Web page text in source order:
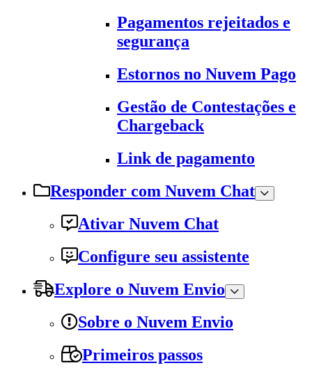
Pagamentos rejeitados e
segurança
Estornos no Nuvem Pago
Gestão de Contestações e
Chargeback
Link de pagamento
Responder com Nuvem Chat
Ativar Nuvem Chat
Configure seu assistente
Explore o Nuvem Envio
Sobre o Nuvem Envio
Primeiros passos